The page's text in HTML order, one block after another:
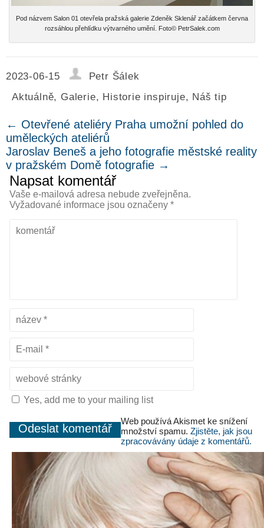
Pod názvem Salon 01 otevřela pražská galerie Zdeněk Sklenář začátkem června
rozsáhlou přehlídku výtvarného umění. Foto© PetrSalek.com
2023-06-15
Petr Šálek
Aktuálně, Galerie, Historie inspiruje, Náš tip
← Otevřené ateliéry Praha umožní pohled do
uměleckých ateliérů
Jaroslav Beneš a jeho fotografie městské reality
v pražském Domě fotografie →
Napsat komentář
Vaše e-mailová adresa nebude zveřejněna.
Vyžadované informace jsou označeny *
Yes, add me to your mailing list
Web používá Akismet ke snížení
množství spamu. Zjistěte, jak jsou
zpracovávány údaje z komentářů.